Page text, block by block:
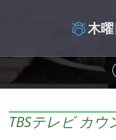
木
TBSテレビ カウ